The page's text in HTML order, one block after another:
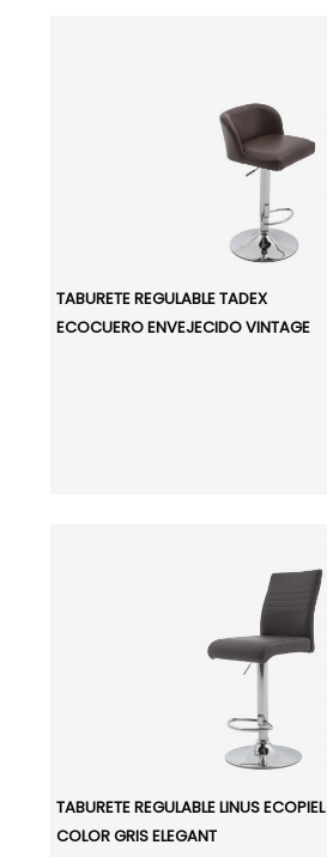
TABURETE REGULABLE TADEX
ECOCUERO ENVEJECIDO VINTAGE
TABURETE REGULABLE LINUS ECOPIEL
COLOR GRIS ELEGANT